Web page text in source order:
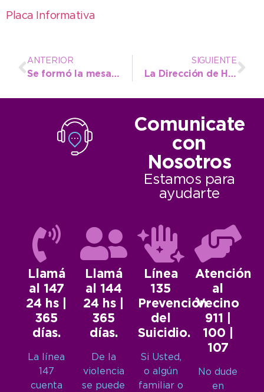
Placa Informativa
ANTERIOR
Se formó la mesa de trabajo para implementar la Ley de Educación Ambiental Integral en el nivel inicial
SIGUIENTE
La Dirección de Hábitat agregó una vía de comunicación para facilitar el acceso a trámites
Comunicate
con
Nosotros
Estamos para
ayudarte
Llamá
al 147
24 hs |
365
días.
La línea
147
cuenta
Llamá
al 144
24 hs |
365
días.
De la
violencia
se puede
Línea
135
Prevención
del
Suicidio.
Si Usted,
o algún
familiar o
Atención
al
Vecino
911 |
100 |
107
No dude
en